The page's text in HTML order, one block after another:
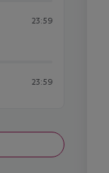
23:59
23:59